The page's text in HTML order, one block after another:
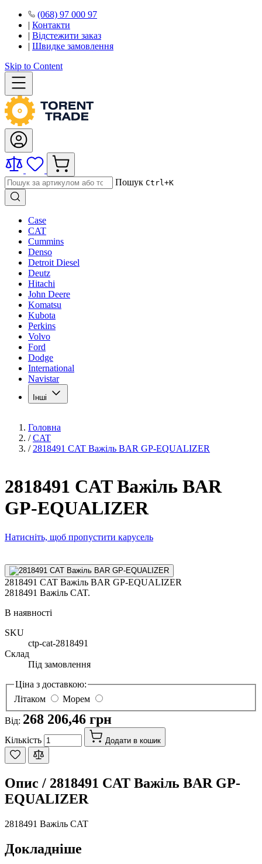
(068) 97 000 97
| Контакти
| Відстежити заказ
| Швидке замовлення
Skip to Content
Пошук Ctrl+K
Case
CAT
Cummins
Denso
Detroit Diesel
Deutz
Hitachi
John Deere
Komatsu
Kubota
Perkins
Volvo
Ford
Dodge
International
Navistar
Інші
Головна
/ CAT
/ 2818491 CAT Важіль BAR GP-EQUALIZER
2818491 CAT Важіль BAR
GP-EQUALIZER
Натисніть, щоб пропустити карусель
2818491 CAT Важіль BAR GP-EQUALIZER
2818491 Важіль CAT.
В наявності
SKU
ctp-cat-2818491
Склад
Під замовлення
Ціна з доставкою:
Літаком
Морем
Від: 268 206,46 грн
Кількість Додати в кошик
Опис / 2818491 CAT Важіль BAR GP-
EQUALIZER
2818491 Важіль CAT
Докладніше